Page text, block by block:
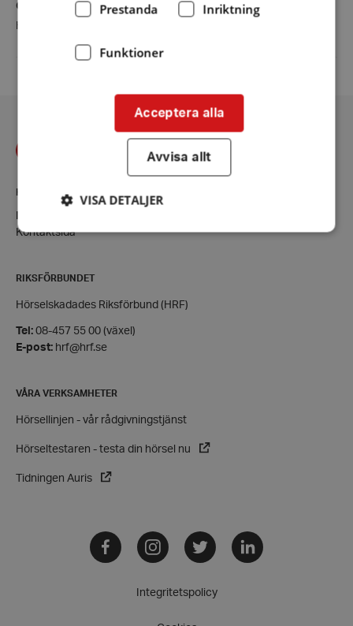
Övrig information
Hörsalen i källaren
Kontaktsida
RIKSFÖRBUNDET
Hörselskadades Riksförbund (HRF)
Tel: 08-457 55 00 (växel)
E-post: hrf@hrf.se
VÅRA VERKSAMHETER
Hörsellinjen - vår rådgivningstjänst
Hörseltestaren - testa din hörsel nu
Tidningen Auris
FacebookInstagramTwitter LinkedIn
Integritetspolicy
Prestanda Inriktning
Funktioner
Acceptera alla
Avvisa allt
VISA DETALJER
kärnwebbplatsfunktioner som användarinloggning
och kontohantering. Webbplatsen kan inte
användas ordentligt utan strikt nödvändiga cookies.
hrf-popup-closed-*
wordpress_test_cookie